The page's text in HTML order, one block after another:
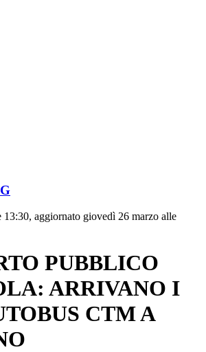
aggiornato giovedì 26 marzo alle
PUBBLICO
ARRIVANO I
CTM A